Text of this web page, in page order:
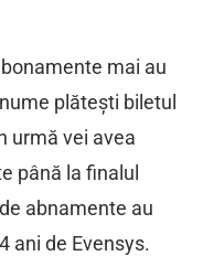
mai au
plătești biletul
urmă vei avea
până la finalul
abnamente au
ani de Evensys.